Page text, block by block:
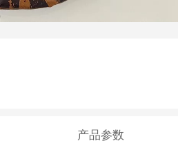
产品参数